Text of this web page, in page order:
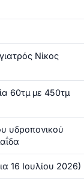
Νίκος
60τμ με 450τμ
υδροπονικού
16 Ιουλίου 2026)